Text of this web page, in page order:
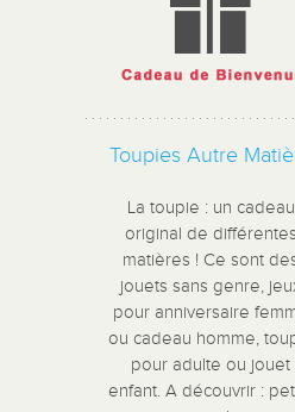
Toupies Autre
La toupie : un cadeau
original de différentes
matières ! Ce sont
jouets sans genre,
pour anniversaire
ou cadeau homme,
pour adulte ou jouet
enfant. A découvrir :